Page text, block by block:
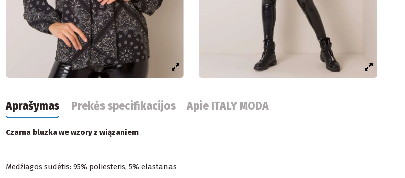
Aprašymas Prekės specifikacijos Apie ITALY MODA
Czarna bluzka we wzory z wiązaniem.
Medžiagos sudėtis: 95% poliesteris, 5% elastanas